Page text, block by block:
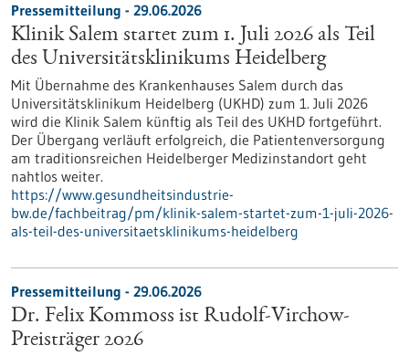
Pressemitteilung - 29.06.2026
Klinik Salem startet zum 1. Juli 2026 als Teil
des Universitätsklinikums Heidelberg
Mit Übernahme des Krankenhauses Salem durch das
Universitätsklinikum Heidelberg (UKHD) zum 1. Juli 2026
wird die Klinik Salem künftig als Teil des UKHD fortgeführt.
Der Übergang verläuft erfolgreich, die Patientenversorgung
am traditionsreichen Heidelberger Medizinstandort geht
nahtlos weiter.
https://www.gesundheitsindustrie-
bw.de/fachbeitrag/pm/klinik-salem-startet-zum-1-juli-2026-
als-teil-des-universitaetsklinikums-heidelberg
Pressemitteilung - 29.06.2026
Dr. Felix Kommoss ist Rudolf-Virchow-
Preisträger 2026